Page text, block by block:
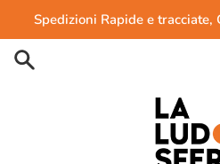
direttamente
contenuti
Spedizioni Rapide e